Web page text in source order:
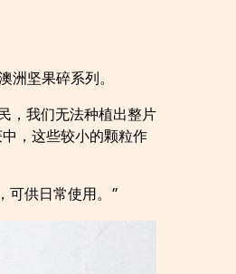
洲坚果碎系列。
，我们无法种植出整片
，这些较小的颗粒作
可供日常使用。”